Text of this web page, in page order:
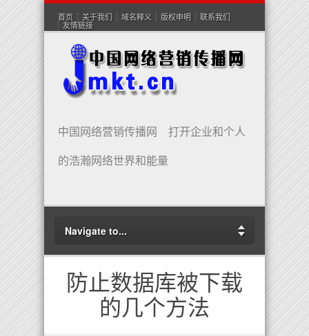
首页 关于我们 域名释义 版权申明
联系我们
友情链接
中国网络营销传播网 打开企业和个人
的浩瀚网络世界和能量
Navigate to...
防止数据库被下载
的几个方法